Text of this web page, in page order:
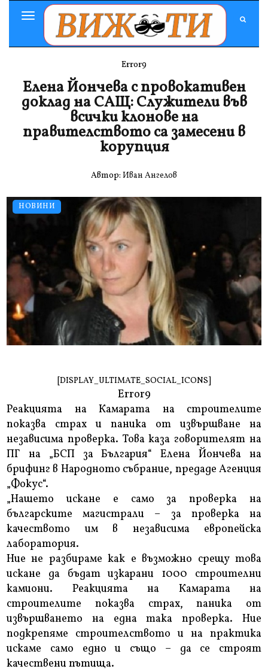
Toggle
Navigation
НОВИНИ
Error9
Елена Йончева с провокативен
доклад на САЩ: Служители във
всички клонове на
правителството са замесени в
корупция
Автор: Иван Ангелов
[DISPLAY_ULTIMATE_SOCIAL_ICONS]
Error9
Реакцията на Камарата на строителите
показва страх и паника от извършване на
независима проверка. Това каза говорителят на
ПГ на „БСП за България“ Елена Йончева на
брифинг в Народното събрание, предаде Агенция
„Фокус“.
„Нашето искане е само за проверка на
българските магистрали – за проверка на
качеството им в независима европейска
лаборатория.
Ние не разбираме как е възможно срещу това
искане да бъдат изкарани 1000 строителни
камиони. Реакцията на Камарата на
строителите показва страх, паника от
извършването на една така проверка. Ние
подкрепяме строителството и на практика
искаме само едно и също – да се строят
качествени пътища.